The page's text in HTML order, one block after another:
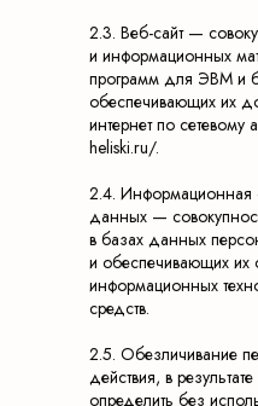
2.3. Веб-сайт —
и информационных
программ для ЭВМ и
обеспечивающих их
интернет по
heliski.ru/.
2.4. Информационная
данных —
в базах данных
и обеспечивающих их
информационных
средств.
2.5. Обезличивание
действия, в
определить без